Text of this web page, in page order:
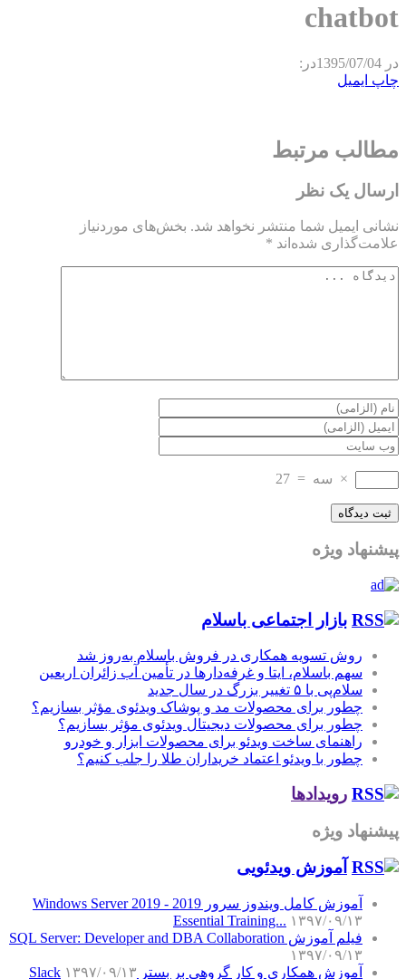
chatbot
در 1395/07/04در:
چاپ ایمیل
مطالب مرتبط
ارسال یک نظر
نشانی ایمیل شما منتشر نخواهد شد. بخش‌های موردنیاز
علامت‌گذاری شده‌اند *
× سه =
27
پیشنهاد ویژه
بازار اجتماعی باسلام
روش تسویه همکاری در فروش باسلام به‌روز شد
سهم باسلام، ایتا و غرفه‌دارها در تأمین آب زائران اربعین
سلام‌پی با ۵ تغییر بزرگ در سال جدید
چطور برای محصولات مد و پوشاک ویدئوی مؤثر بسازیم؟
چطور برای محصولات دیجیتال ویدئوی مؤثر بسازیم؟
راهنمای ساخت ویدئو برای محصولات ابزار و خودرو
چطور با ویدئو اعتماد خریداران طلا را جلب کنیم؟
رویدادها
پیشنهاد ویژه
آموزش‌ ویدئویی
آموزش کامل ویندوز سرور 2019 - Windows Server 2019
Essential Training... ۱۳۹۷/۰۹/۱۳
فیلم آموزش SQL Server: Developer and DBA Collaboration
۱۳۹۷/۰۹/۱۳
آموزش همکاری و کار گروهی بر بستر Slack ۱۳۹۷/۰۹/۱۳